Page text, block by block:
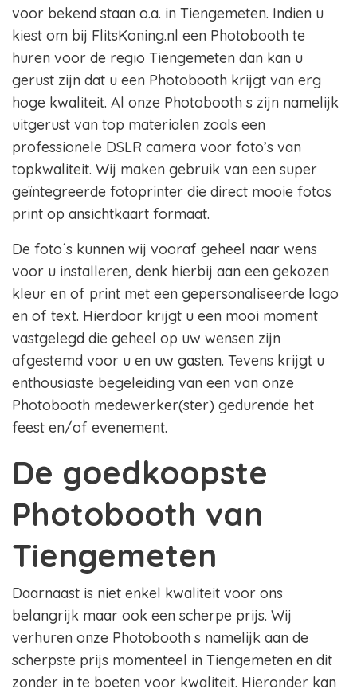
voor bekend staan o.a. in Tiengemeten. Indien u
kiest om bij FlitsKoning.nl een Photobooth te
huren voor de regio Tiengemeten dan kan u
gerust zijn dat u een Photobooth krijgt van erg
hoge kwaliteit. Al onze Photobooth s zijn namelijk
uitgerust van top materialen zoals een
professionele DSLR camera voor foto’s van
topkwaliteit. Wij maken gebruik van een super
geïntegreerde fotoprinter die direct mooie fotos
print op ansichtkaart formaat.
De foto´s kunnen wij vooraf geheel naar wens
voor u installeren, denk hierbij aan een gekozen
kleur en of print met een gepersonaliseerde logo
en of text. Hierdoor krijgt u een mooi moment
vastgelegd die geheel op uw wensen zijn
afgestemd voor u en uw gasten. Tevens krijgt u
enthousiaste begeleiding van een van onze
Photobooth medewerker(ster) gedurende het
feest en/of evenement.
De goedkoopste
Photobooth van
Tiengemeten
Daarnaast is niet enkel kwaliteit voor ons
belangrijk maar ook een scherpe prijs. Wij
verhuren onze Photobooth s namelijk aan de
scherpste prijs momenteel in Tiengemeten en dit
zonder in te boeten voor kwaliteit. Hieronder kan